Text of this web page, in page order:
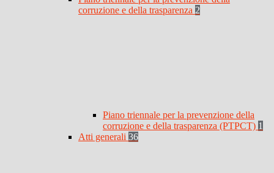
corruzione e della trasparenza 2
Piano triennale per la prevenzione della
corruzione e della trasparenza (PTPCT) 1
Atti generali 36